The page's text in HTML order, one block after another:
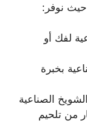
حيث نوفر:
لفك أو
بخبرة
الصناعية
من تلحيم